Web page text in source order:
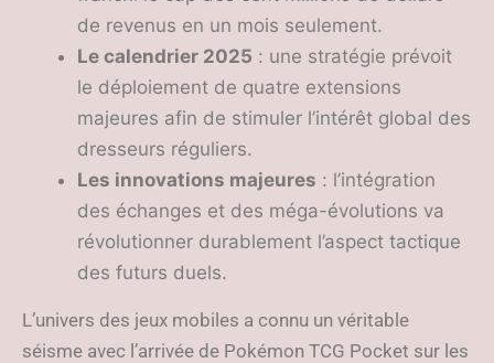
de revenus en un mois seulement.
Le calendrier 2025 : une stratégie prévoit
le déploiement de quatre extensions
majeures afin de stimuler l’intérêt global des
dresseurs réguliers.
Les innovations majeures : l’intégration
des échanges et des méga-évolutions va
révolutionner durablement l’aspect tactique
des futurs duels.
L’univers des jeux mobiles a connu un véritable
séisme avec l’arrivée de Pokémon TCG Pocket sur les